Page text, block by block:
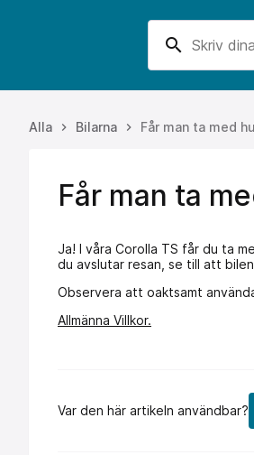
search
Alla keyboard_arrow_right Bilarna keyboard_arrow_right Får man ta med
Får man ta
Ja! I våra Corolla TS får du ta
du avslutar resan, se till att
Observera att oaktsamt
Allmänna Villkor.
Var den här artikeln användbar?